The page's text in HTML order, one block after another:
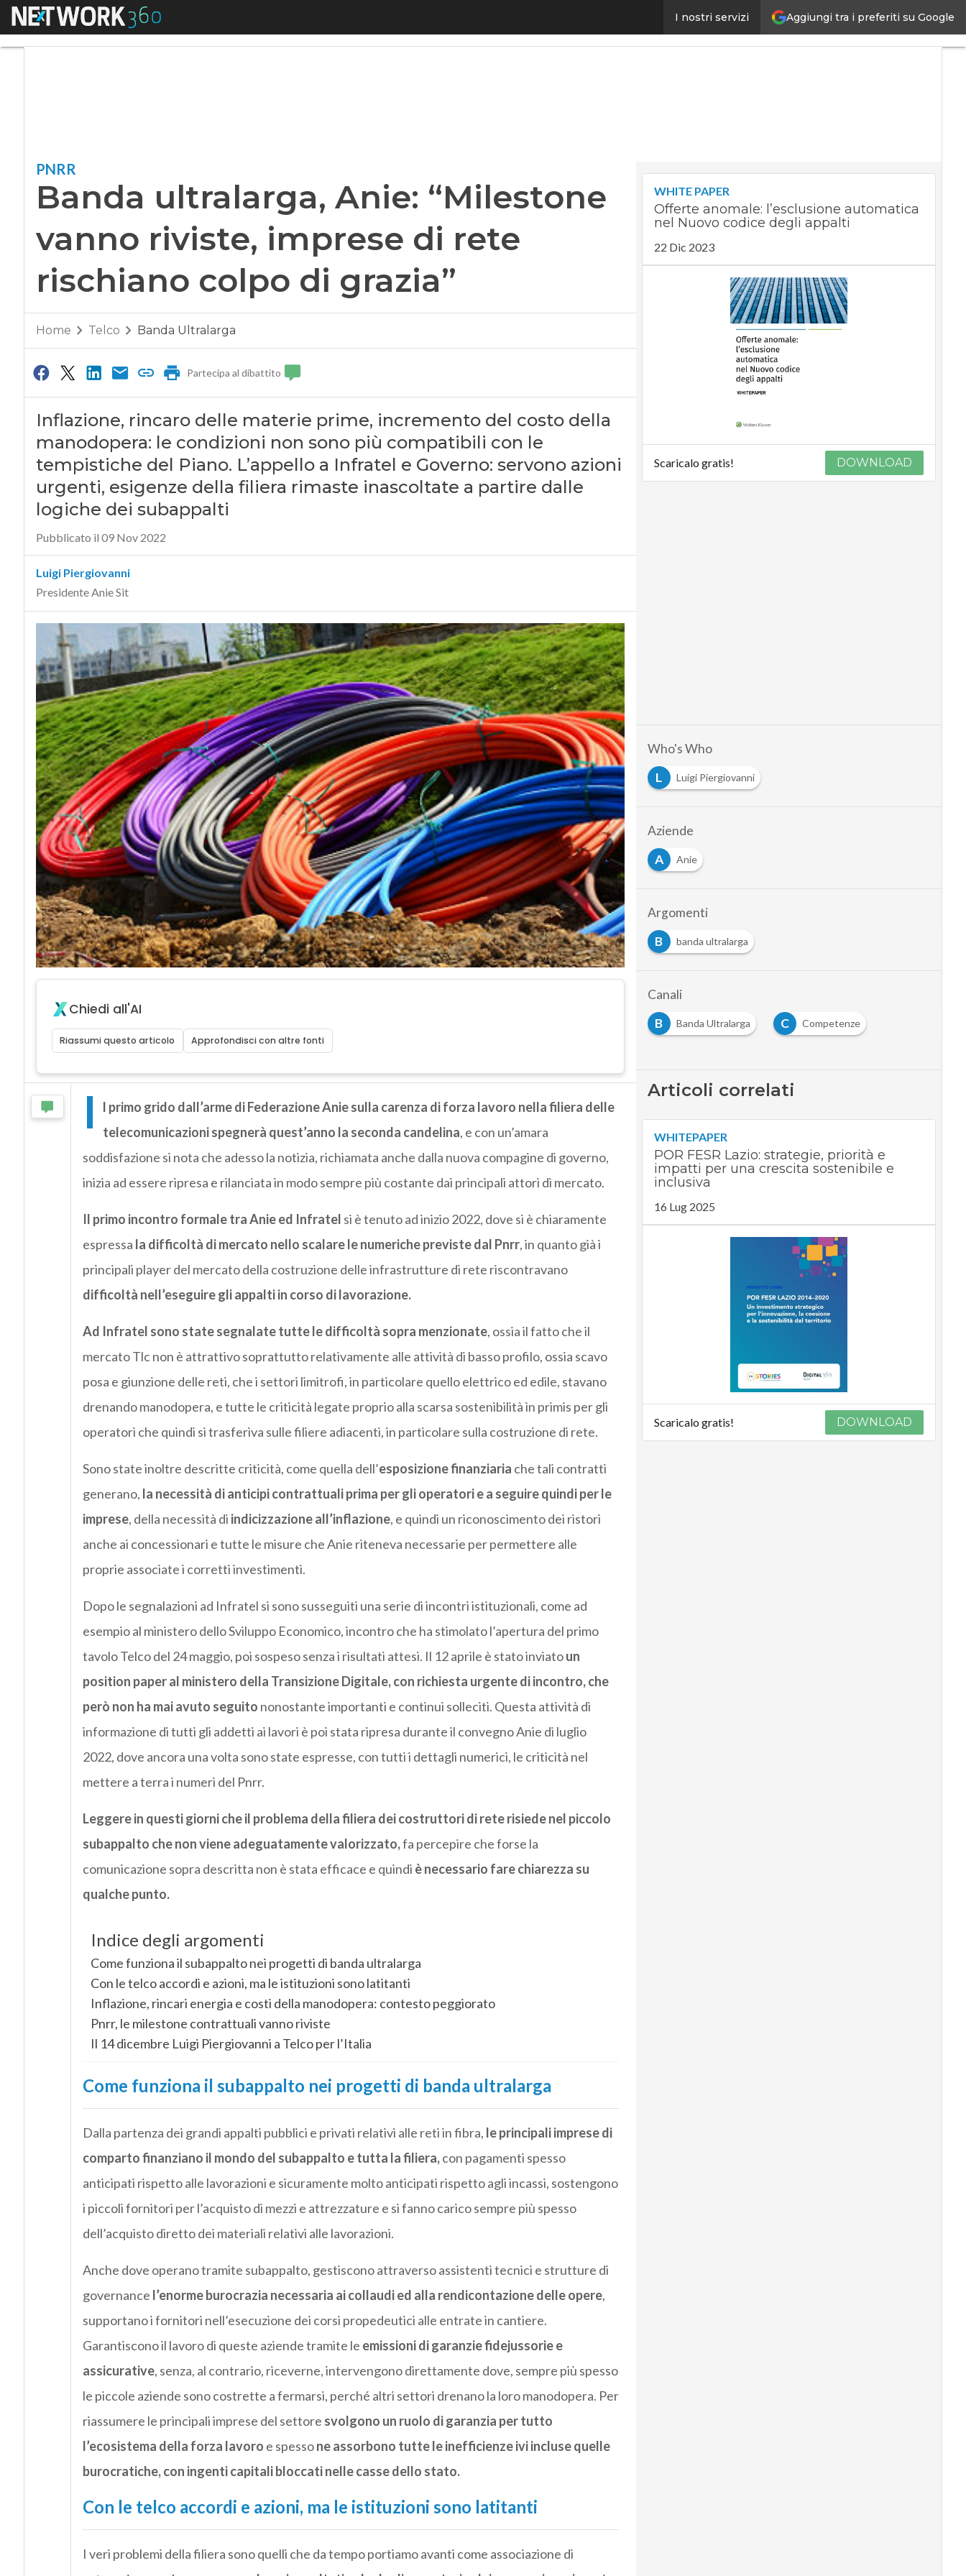
Aggiungi tra i preferiti su Google
I nostri servizi
Menu Banda ultralarga, Anie: “Milestone vanno riviste, imprese di rete rischiano colpo di grazia”Ultimi
articoli
Digital
artificiale
Videointerviste
CorCom
Podcast
Privacy
PNRR
Banda ultralarga, Anie: “Milestone
vanno riviste, imprese di rete
rischiano colpo di grazia”
Home Telco Banda Ultralarga
Partecipa al dibattito
Inflazione, rincaro delle materie prime, incremento del costo della
manodopera: le condizioni non sono più compatibili con le
tempistiche del Piano. L’appello a Infratel e Governo: servono azioni
urgenti, esigenze della filiera rimaste inascoltate a partire dalle
logiche dei subappalti
Pubblicato il 09 Nov 2022
Luigi Piergiovanni
Presidente Anie Sit
Chiedi all'AI
Riassumi questo articolo Approfondisci con altre fonti
I
l primo grido dall’arme di Federazione Anie sulla carenza di forza lavoro nella filiera delle
telecomunicazioni spegnerà quest’anno la seconda candelina, e con un’amara
soddisfazione si nota che adesso la notizia, richiamata anche dalla nuova compagine di governo,
inizia ad essere ripresa e rilanciata in modo sempre più costante dai principali attori di mercato.
Il primo incontro formale tra Anie ed Infratel si è tenuto ad inizio 2022, dove si è chiaramente
espressa la difficoltà di mercato nello scalare le numeriche previste dal Pnrr, in quanto già i
principali player del mercato della costruzione delle infrastrutture di rete riscontravano
difficoltà nell’eseguire gli appalti in corso di lavorazione.
Ad Infratel sono state segnalate tutte le difficoltà sopra menzionate, ossia il fatto che il
mercato Tlc non è attrattivo soprattutto relativamente alle attività di basso profilo, ossia scavo
posa e giunzione delle reti, che i settori limitrofi, in particolare quello elettrico ed edile, stavano
drenando manodopera, e tutte le criticità legate proprio alla scarsa sostenibilità in primis per gli
operatori che quindi si trasferiva sulle filiere adiacenti, in particolare sulla costruzione di rete.
Sono state inoltre descritte criticità, come quella dell’esposizione finanziaria che tali contratti
generano, la necessità di anticipi contrattuali prima per gli operatori e a seguire quindi per le
imprese, della necessità di indicizzazione all’inflazione, e quindi un riconoscimento dei ristori
anche ai concessionari e tutte le misure che Anie riteneva necessarie per permettere alle
proprie associate i corretti investimenti.
Dopo le segnalazioni ad Infratel si sono susseguiti una serie di incontri istituzionali, come ad
esempio al ministero dello Sviluppo Economico, incontro che ha stimolato l’apertura del primo
tavolo Telco del 24 maggio, poi sospeso senza i risultati attesi. Il 12 aprile è stato inviatoun
position paper al ministero della Transizione Digitale, con richiesta urgente di incontro, che
però non ha mai avuto seguito nonostante importanti e continui solleciti. Questa attività di
informazione di tutti gli addetti ai lavori è poi stata ripresa durante il convegno Anie di luglio
2022, dove ancora una volta sono state espresse, con tutti i dettagli numerici, le criticità nel
mettere a terra i numeri del Pnrr.
Leggere in questi giorni che il problema della filiera dei costruttori di rete risiede nel piccolo
subappalto che non viene adeguatamente valorizzato,fa percepire che forse la
comunicazione sopra descritta non è stata efficace e quindi è necessario fare chiarezza su
qualche punto.
Indice degli argomenti
Come funziona il subappalto nei progetti di banda ultralarga
Con le telco accordi e azioni, ma le istituzioni sono latitanti
Inflazione, rincari energia e costi della manodopera: contesto peggiorato
Pnrr, le milestone contrattuali vanno riviste
Il 14 dicembre Luigi Piergiovanni a Telco per l’Italia
Come funziona il subappalto nei progetti di banda ultralarga
Dalla partenza dei grandi appalti pubblici e privati relativi alle reti in fibra, le principali imprese di
comparto finanziano il mondo del subappalto e tutta la filiera,con pagamenti spesso
anticipati rispetto alle lavorazioni e sicuramente molto anticipati rispetto agli incassi, sostengono
i piccoli fornitori per l’acquisto di mezzi e attrezzature e si fanno carico sempre più spesso
dell’acquisto diretto dei materiali relativi alle lavorazioni.
Anche dove operano tramite subappalto, gestiscono attraverso assistenti tecnici e strutture di
governance l’enorme burocrazia necessaria ai collaudi ed alla rendicontazione delle opere,
supportano i fornitori nell’esecuzione dei corsi propedeutici alle entrate in cantiere.
Garantiscono il lavoro di queste aziende tramite le emissioni di garanzie fidejussorie e
assicurative, senza, al contrario, riceverne, intervengono direttamente dove, sempre più spesso
le piccole aziende sono costrette a fermarsi, perché altri settori drenano la loro manodopera. Per
riassumere le principali imprese del settore svolgono un ruolo di garanzia per tutto
l’ecosistema della forza lavoro e spessone assorbono tutte le inefficienze ivi incluse quelle
burocratiche, con ingenti capitali bloccati nelle casse dello stato.
Con le telco accordi e azioni, ma le istituzioni sono latitanti
I veri problemi della filiera sono quelli che da tempo portiamo avanti come associazione di
WHITE PAPER
Offerte anomale: l’esclusione automatica
nel Nuovo codice degli appalti
22 Dic 2023
Scaricalo gratis! DOWNLOAD
Who's Who
L
Luigi Piergiovanni
Aziende
A
Anie
Argomenti
B
banda ultralarga
Canali
B
Banda Ultralarga C Competenze
Articoli correlati
WHITEPAPER
POR FESR Lazio: strategie, priorità e
impatti per una crescita sostenibile e
inclusiva
16 Lug 2025
Scaricalo gratis! DOWNLOAD